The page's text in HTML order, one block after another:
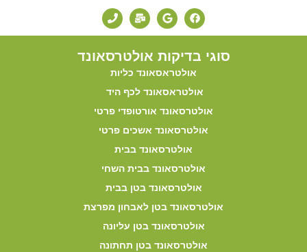
סוגי בדיקות אולטרסאונד
אולטראסאונד כליות
אולטראסאונד לכף היד
אולטרסאונד אורטופדי פרטי
אולטרסאונד אשכים פרטי
אולטרסאונד בבית
אולטרסאונד בבית השחי
אולטרסאונד בטן בבית
אולטרסאונד בטן לאבחון מפרצת
אולטרסאונד בטן עליונה
אולטרסאונד בטן תחתונה